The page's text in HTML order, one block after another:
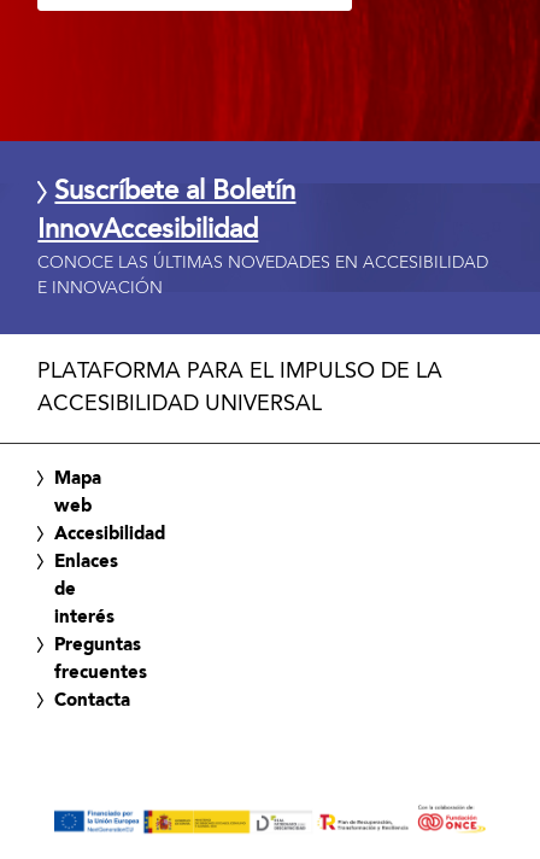
Suscríbete al Boletín
InnovAccesibilidad
CONOCE LAS ÚLTIMAS NOVEDADES EN ACCESIBILIDAD
E INNOVACIÓN
PLATAFORMA PARA EL IMPULSO DE LA
ACCESIBILIDAD UNIVERSAL
Mapa
web
Accesibilidad
Enlaces
de
interés
Preguntas
frecuentes
Contacta